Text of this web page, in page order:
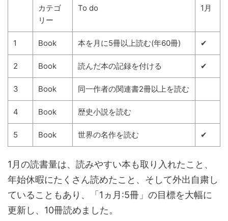
カテゴ
リー
To do 1月
1 Book 本を月に5冊以上読む(年60冊) ✔
2 Book 読んだ本の記録を付ける ✔
3 Book 同一作者の関連書2冊以上を読む
4 Book 歴史小説を読む
5 Book 世界の名作を読む ✔
1月の読書量は、読みやすい本も取り入れたこと、
年始休暇にたくさん読めたこと、そして外出自粛し
ていることもあり、「1ヵ月:5冊」の目標を大幅に
更新し、10冊読めました。